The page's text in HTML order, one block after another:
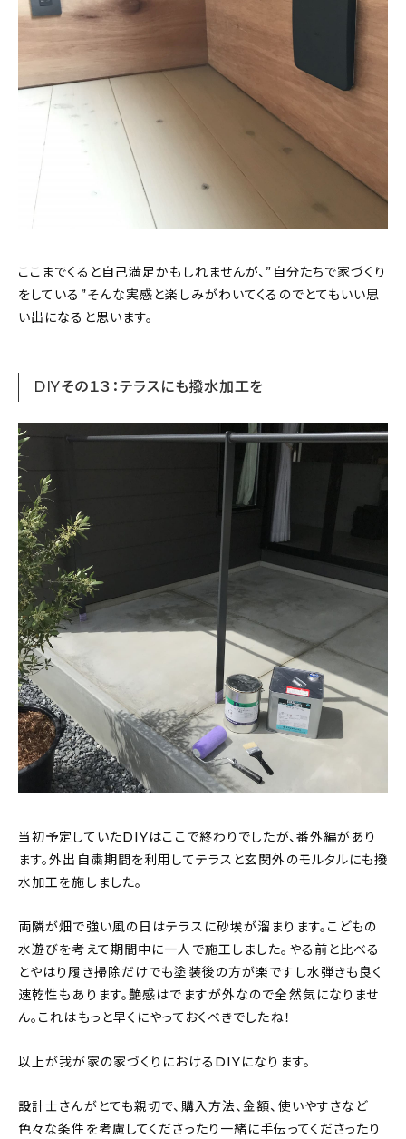
ここまでくると自己満足かもしれませんが、”自分たちで家づくり
をしている”そんな実感と楽しみがわいてくるのでとてもいい思
い出になると思います。
DIYその１３：テラスにも撥水加工を
当初予定していたDIYはここで終わりでしたが、番外編があり
ます。外出自粛期間を利用してテラスと玄関外のモルタルにも撥
水加工を施しました。
両隣が畑で強い風の日はテラスに砂埃が溜まります。こどもの
水遊びを考えて期間中に一人で施工しました。やる前と比べる
とやはり履き掃除だけでも塗装後の方が楽ですし水弾きも良く
速乾性もあります。艶感はでますが外なので全然気になりませ
ん。これはもっと早くにやっておくべきでしたね！
以上が我が家の家づくりにおけるDIYになります。
設計士さんがとても親切で、購入方法、金額、使いやすさなど
色々な条件を考慮してくださったり一緒に手伝ってくださったり